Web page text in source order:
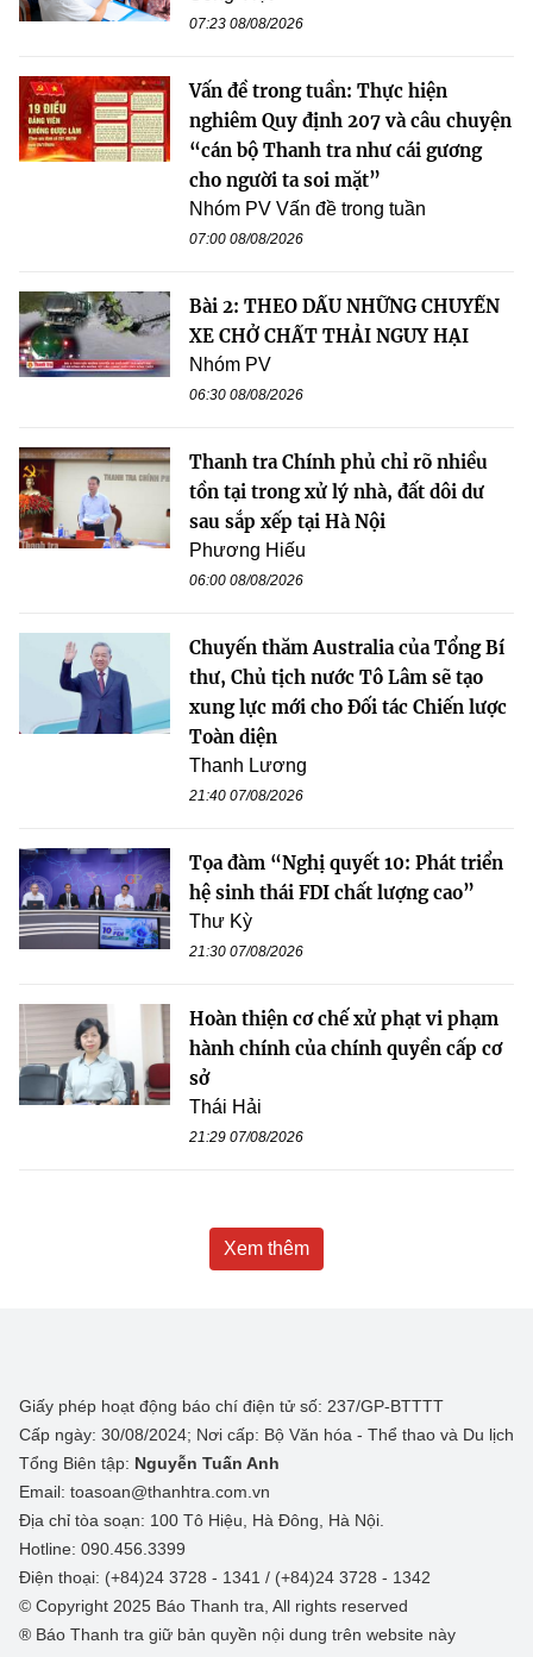
07:23 08/08/2026
Vấn đề trong tuần: Thực hiện
nghiêm Quy định 207 và câu chuyện
“cán bộ Thanh tra như cái gương
cho người ta soi mặt”
Nhóm PV Vấn đề trong tuần
07:00 08/08/2026
Bài 2: THEO DẤU NHỮNG CHUYẾN
XE CHỞ CHẤT THẢI NGUY HẠI
Nhóm PV
06:30 08/08/2026
Thanh tra Chính phủ chỉ rõ nhiều
tồn tại trong xử lý nhà, đất dôi dư
sau sắp xếp tại Hà Nội
Phương Hiếu
06:00 08/08/2026
Chuyến thăm Australia của Tổng Bí
thư, Chủ tịch nước Tô Lâm sẽ tạo
xung lực mới cho Đối tác Chiến lược
Toàn diện
Thanh Lương
21:40 07/08/2026
Tọa đàm “Nghị quyết 10: Phát triển
hệ sinh thái FDI chất lượng cao”
Thư Kỳ
21:30 07/08/2026
Hoàn thiện cơ chế xử phạt vi phạm
hành chính của chính quyền cấp cơ
sở
Thái Hải
21:29 07/08/2026
Xem thêm
Giấy phép hoạt động báo chí điện tử số: 237/GP-BTTTT
Cấp ngày: 30/08/2024; Nơi cấp: Bộ Văn hóa - Thể thao và Du lịch
Tổng Biên tập: Nguyễn Tuấn Anh
Email: toasoan@thanhtra.com.vn
Địa chỉ tòa soạn: 100 Tô Hiệu, Hà Đông, Hà Nội.
Hotline: 090.456.3399
Điện thoại: (+84)24 3728 - 1341 / (+84)24 3728 - 1342
© Copyright 2025 Báo Thanh tra, All rights reserved
® Báo Thanh tra giữ bản quyền nội dung trên website này